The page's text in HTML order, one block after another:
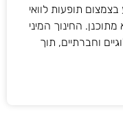
תופעות לוואי
החינוך המיני
וחברתיים, תוך